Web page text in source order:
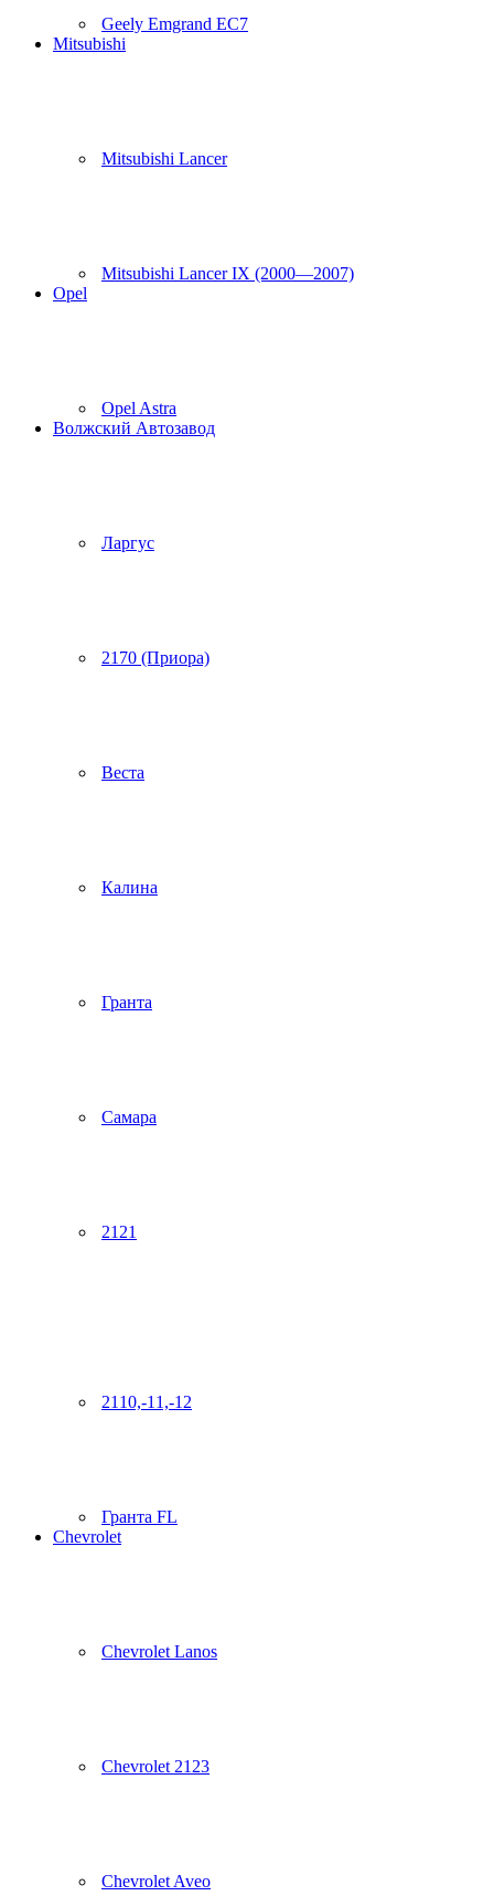
Geely Emgrand EC7
Mitsubishi
Mitsubishi Lancer
Mitsubishi Lancer IX (2000—2007)
Opel
Opel Astra
Волжский Автозавод
Ларгус
2170 (Приора)
Веста
Калина
Гранта
Самара
2121
2110,-11,-12
Гранта FL
Chevrolet
Chevrolet Lanos
Chevrolet 2123
Chevrolet Aveo